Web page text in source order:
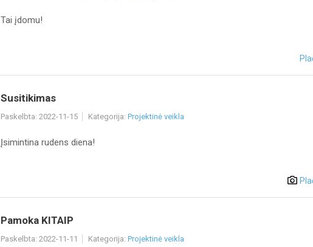
Tai įdomu!
Susitikimas
Paskelbta: 2022-11-15 Kategorija: Projektinė veikla
Įsimintina rudens diena!
Pamoka KITAIP
Paskelbta: 2022-11-11 Kategorija: Projektinė veikla